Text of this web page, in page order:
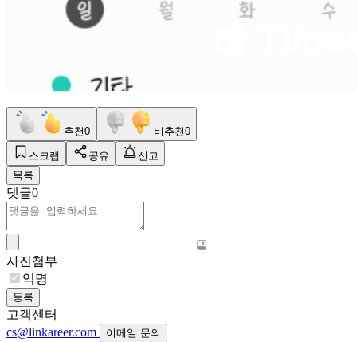
추천0 비추천0
스크랩 공유
신고
목록
댓글0
사진첨부
익명
등록
고객센터
cs@linkareer.com
이메일 문의